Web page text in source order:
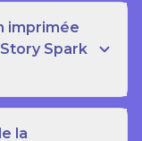
imprimée
Spark
la